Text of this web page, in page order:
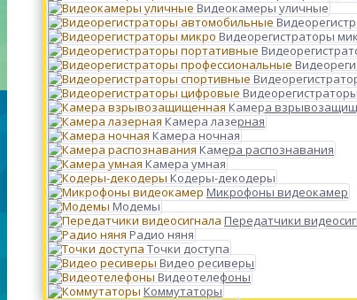
Видеокамеры уличные
Видеорегистраторы
Камера
Камера лазерная
Камера ночная
Камера распознавания
Камера умная
Кодеры-декодеры
Микрофоны видеокамер
Модемы
Передатчики
Радио няня
Точки доступа
Видео ресиверы
Видеотелефоны
Коммутаторы